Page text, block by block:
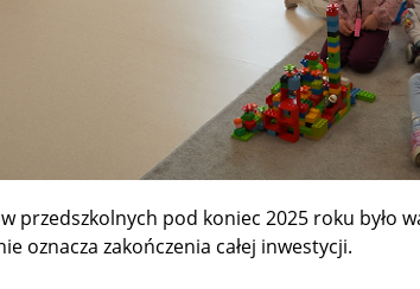
przedszkolnych pod koniec 2025 roku było
oznacza zakończenia całej inwestycji.